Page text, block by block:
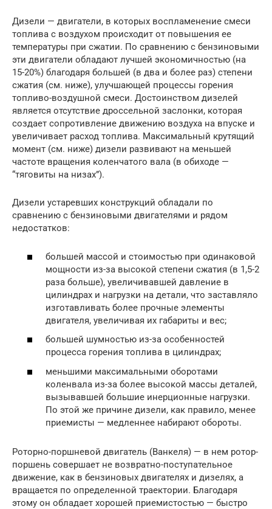
Дизели — двигатели, в которых воспламенение смеси
топлива с воздухом происходит от повышения ее
температуры при сжатии. По сравнению с бензиновыми
эти двигатели обладают лучшей экономичностью (на
15-20%) благодаря большей (в два и более раз) степени
сжатия (см. ниже), улучшающей процессы горения
топливо-воздушной смеси. Достоинством дизелей
является отсутствие дроссельной заслонки, которая
создает сопротивление движению воздуха на впуске и
увеличивает расход топлива. Максимальный крутящий
момент (см. ниже) дизели развивают на меньшей
частоте вращения коленчатого вала (в обиходе —
“тяговиты на низах”).
Дизели устаревших конструкций обладали по
сравнению с бензиновыми двигателями и рядом
недостатков:
большей массой и стоимостью при одинаковой
мощности из-за высокой степени сжатия (в 1,5-2
раза больше), увеличивавшей давление в
цилиндрах и нагрузки на детали, что заставляло
изготавливать более прочные элементы
двигателя, увеличивая их габариты и вес;
большей шумностью из-за особенностей
процесса горения топлива в цилиндрах;
меньшими максимальными оборотами
коленвала из-за более высокой массы деталей,
вызывавшей большие инерционные нагрузки.
По этой же причине дизели, как правило, менее
приемисты — медленнее набирают обороты.
Роторно-поршневой двигатель (Ванкеля) — в нем ротор-
поршень совершает не возвратно-поступательное
движение, как в бензиновых двигателях и дизелях, а
вращается по определенной траектории. Благодаря
этому он обладает хорошей приемистостью — быстро